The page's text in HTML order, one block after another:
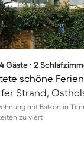
Gäste ∙ 2
mit Balkon in
zu viert